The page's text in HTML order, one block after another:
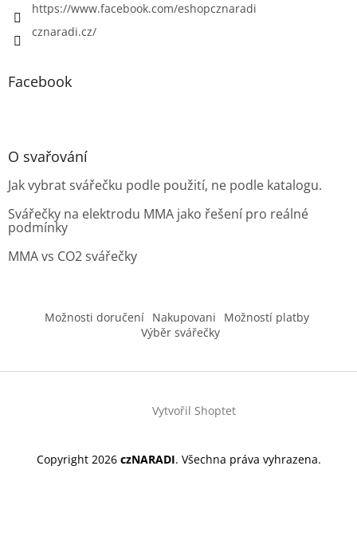
https://www.facebook.com/eshopcznaradi
cznaradi.cz/
Facebook
O svařování
Jak vybrat svářečku podle použití, ne podle katalogu.
Svářečky na elektrodu MMA jako řešení pro reálné
podmínky
MMA vs CO2 svářečky
Možnosti doručení Nakupovani
Možností platby
Výběr svářečky
Vytvořil Shoptet
Copyright 2026 czNARADI. Všechna práva vyhrazena.